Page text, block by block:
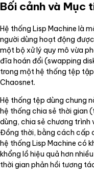
Bối cảnh và Mục
Hệ thống Lisp Machine là
người dùng hoạt động
một bộ xử lý quy mô vừa
đĩa hoán đổi (swapping
trong một hệ thống tệp
Chaosnet.
Hệ thống tệp dùng chung
hệ thống chia sẻ thời gian
dùng, chia sẻ chương trình
Đồng thời, bằng cách cấp
hệ thống Lisp Machine có
khổng lồ hiệu quả hơn
thời gian phản hồi tương